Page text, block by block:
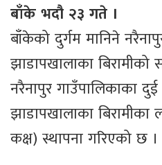
बाँके भदौ २३ गते ।
बाँकेको दुर्गम मानिने
झाडापखालाका
नरैनापुर गाउँपालिकाका
झाडापखालाका बिरामीका
कक्ष) स्थापना गरिएको छ ।